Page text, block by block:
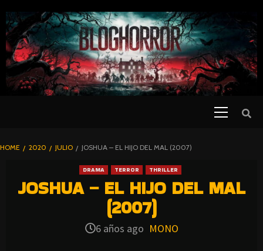
TO
CONTENT
BLOGHORROR
HOME 2020 JULIO JOSHUA – EL HIJO DEL MAL (2007)
DRAMA TERROR THRILLER
JOSHUA – EL HIJO DEL MAL
(2007)
6 años ago MONO